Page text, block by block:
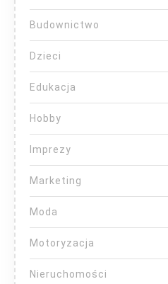
Budownictwo
Dzieci
Edukacja
Hobby
Imprezy
Marketing
Moda
Motoryzacja
Nieruchomości